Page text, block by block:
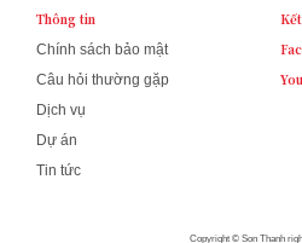
Thông tin
Chính sách bảo mật
Câu hỏi thường gặp
Dịch vụ
Dự án
Tin tức
Copyright © Son Thanh